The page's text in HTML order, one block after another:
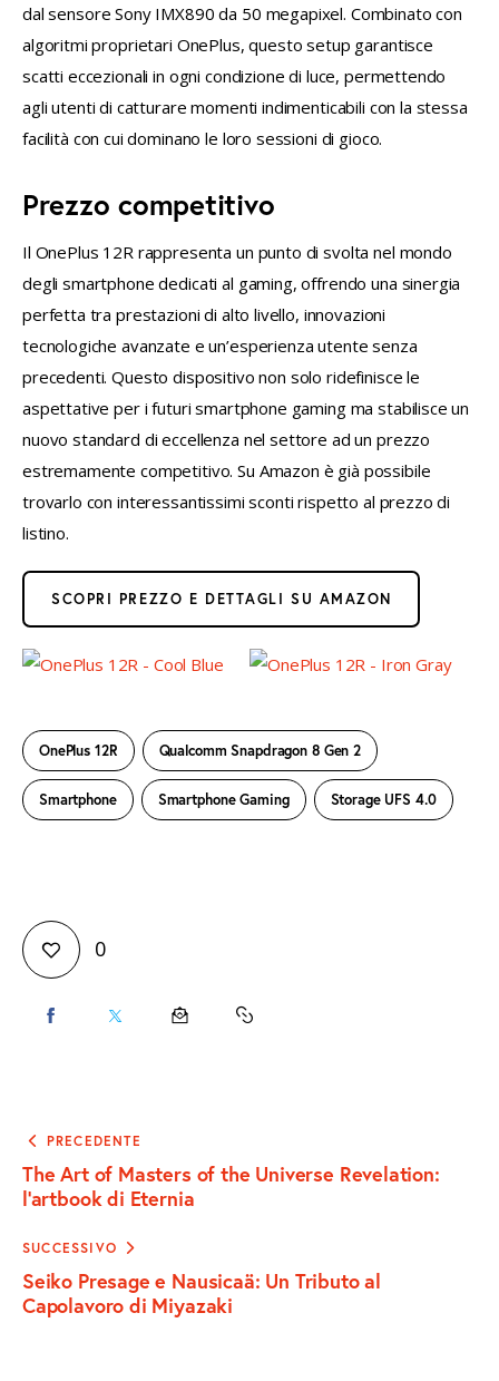
dal sensore Sony IMX890 da 50 megapixel. Combinato con
algoritmi proprietari OnePlus, questo setup garantisce
scatti eccezionali in ogni condizione di luce, permettendo
agli utenti di catturare momenti indimenticabili con la stessa
facilità con cui dominano le loro sessioni di gioco.
Prezzo competitivo
Il OnePlus 12R rappresenta un punto di svolta nel mondo
degli smartphone dedicati al gaming, offrendo una sinergia
perfetta tra prestazioni di alto livello, innovazioni
tecnologiche avanzate e un’esperienza utente senza
precedenti. Questo dispositivo non solo ridefinisce le
aspettative per i futuri smartphone gaming ma stabilisce un
nuovo standard di eccellenza nel settore ad un prezzo
estremamente competitivo. Su Amazon è già possibile
trovarlo con interessantissimi sconti rispetto al prezzo di
listino.
SCOPRI PREZZO E DETTAGLI SU AMAZON
OnePlus 12R Qualcomm Snapdragon 8 Gen 2
Smartphone Smartphone Gaming Storage UFS 4.0
0
CONDIVIDICONDIVIDICONDIVIDICOPY
CLIPBOARD
Navigazione
articoli
PRECEDENTE
The Art of Masters of the Universe Revelation:
l’artbook di Eternia
SUCCESSIVO
Seiko Presage e Nausicaä: Un Tributo al
Capolavoro di Miyazaki